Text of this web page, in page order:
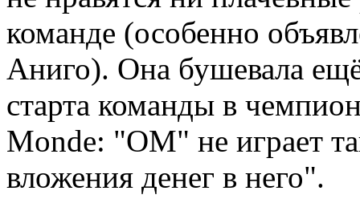
команде (особенно
Аниго). Она бушевала
старта команды в
Monde: "ОМ" не играет
вложения денег в него".